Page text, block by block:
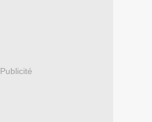
Publicité